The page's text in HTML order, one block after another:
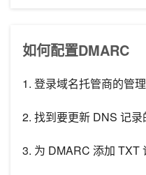
如何配置DMARC
1. 登录域名托管商的管理
2. 找到要更新 DNS 记录
3. 为 DMARC 添加 TXT